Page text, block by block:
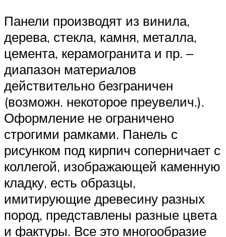
Панели производят из винила,
дерева, стекла, камня, металла,
цемента, керамогранита и пр. ‒
диапазон материалов
действительно безграничен
(возможн. некоторое преувелич.).
Оформление не ограничено
строгими рамками. Панель с
рисунком под кирпич соперничает с
коллегой, изображающей каменную
кладку, есть образцы,
имитирующие древесину разных
пород, представлены разные цвета
и фактуры. Все это многообразие